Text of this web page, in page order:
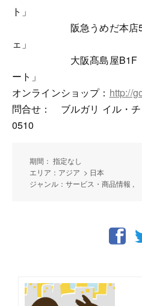
ト」
阪急うめだ本店5F「
ェ」
大阪髙島屋B1F「ブ
ート」
オンラインショップ： http://
問合せ： ブルガリ イル・
0510
期間： 指定なし
エリア：アジア > 日本
ジャンル：サービス・商品情報 ,